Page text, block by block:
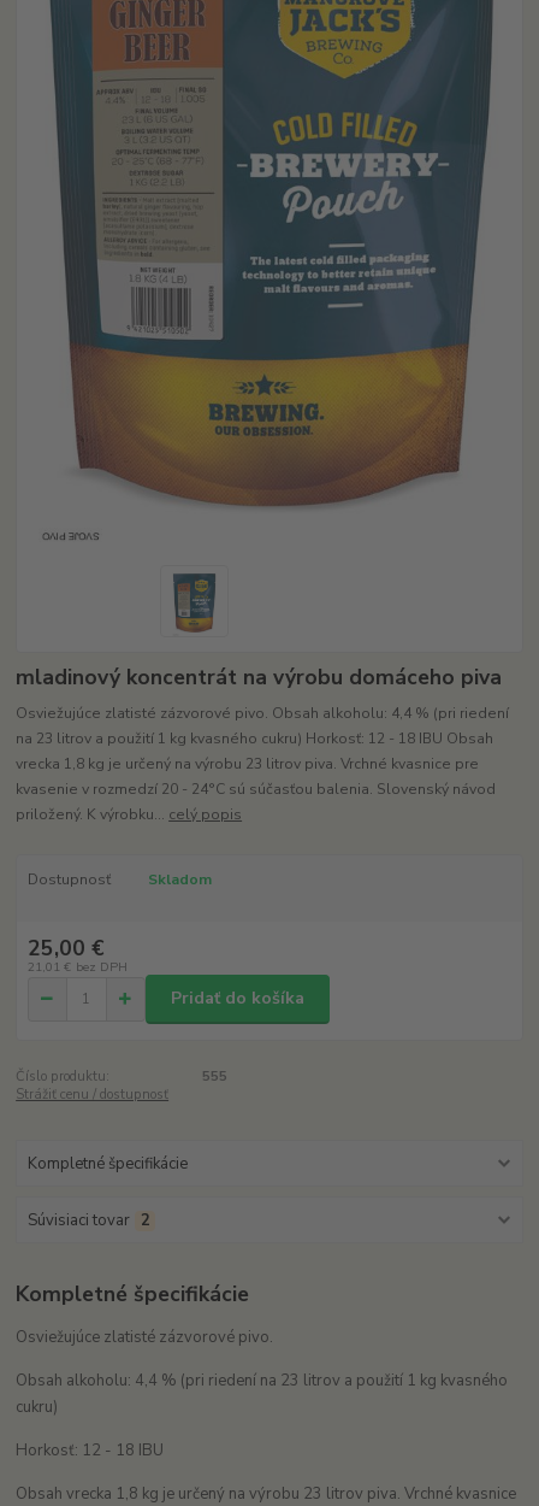
mladinový koncentrát na výrobu domáceho piva
Osviežujúce zlatisté zázvorové pivo. Obsah alkoholu: 4,4 % (pri riedení
na 23 litrov a použití 1 kg kvasného cukru) Horkosť: 12 - 18 IBU Obsah
vrecka 1,8 kg je určený na výrobu 23 litrov piva. Vrchné kvasnice pre
kvasenie v rozmedzí 20 - 24°C sú súčasťou balenia. Slovenský návod
priložený. K výrobku... celý popis
Dostupnosť Skladom
25,00 €
21,01 € bez DPH
Pridať do košíka
Číslo produktu:
555
Strážiť cenu / dostupnosť
Kompletné špecifikácie
Súvisiaci tovar 2
Kompletné špecifikácie
Osviežujúce zlatisté zázvorové pivo.
Obsah alkoholu: 4,4 % (pri riedení na 23 litrov a použití 1 kg kvasného
cukru)
Horkosť: 12 - 18 IBU
Obsah vrecka 1,8 kg je určený na výrobu 23 litrov piva. Vrchné kvasnice